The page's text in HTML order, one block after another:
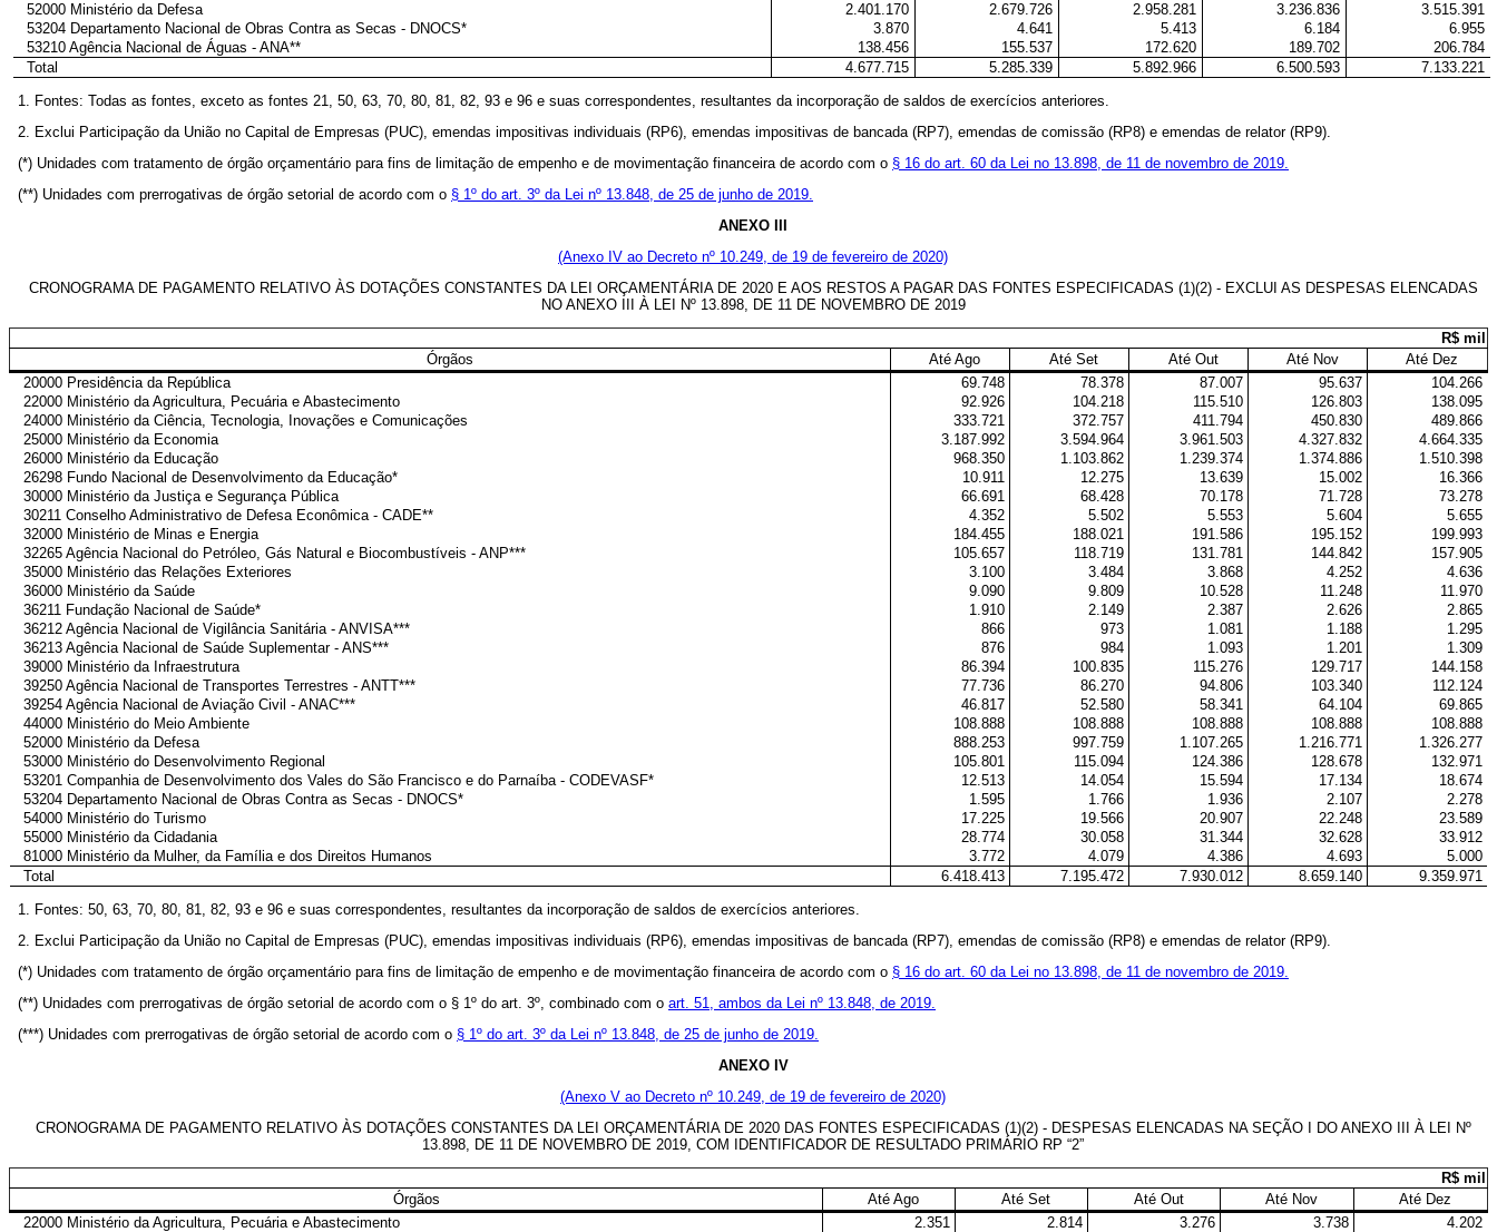
52000 Ministério da Defesa
2.401.170 2.679.726 2.958.281 3.236.836
3.515.391
53204 Departamento Nacional de Obras Contra as Secas - DNOCS*
3.870 4.641 5.413 6.184
6.955
53210 Agência Nacional de Águas - ANA**
138.456 155.537 172.620 189.702
206.784
Total
4.677.715 5.285.339 5.892.966 6.500.593
7.133.221
1. Fontes: Todas as fontes, exceto as fontes 21, 50, 63, 70, 80, 81, 82, 93 e 96 e suas correspondentes, resultantes da incorporação de saldos de exercícios anteriores.
2. Exclui Participação da União no Capital de Empresas (PUC), emendas impositivas individuais (RP6), emendas impositivas de bancada (RP7), emendas de comissão (RP8) e emendas de relator (RP9).
(*) Unidades com tratamento de órgão orçamentário para fins de limitação de empenho e de movimentação financeira de acordo com o § 16 do art. 60 da Lei no 13.898, de 11 de novembro de 2019.
(**) Unidades com prerrogativas de órgão setorial de acordo com o § 1º do art. 3º da Lei nº 13.848, de 25 de junho de 2019.
ANEXO III
(Anexo IV ao Decreto nº 10.249, de 19 de fevereiro de 2020)
CRONOGRAMA DE PAGAMENTO RELATIVO ÀS DOTAÇÕES CONSTANTES DA LEI ORÇAMENTÁRIA DE 2020 E AOS RESTOS A PAGAR DAS FONTES ESPECIFICADAS (1)(2) - EXCLUI AS DESPESAS ELENCADAS
NO ANEXO III À LEI Nº 13.898, DE 11 DE NOVEMBRO DE 2019
R$ mil
Órgãos
Até Ago Até Set Até Out Até Nov
Até Dez
20000 Presidência da República
69.748 78.378 87.007 95.637
104.266
22000 Ministério da Agricultura, Pecuária e Abastecimento
92.926 104.218 115.510 126.803
138.095
24000 Ministério da Ciência, Tecnologia, Inovações e Comunicações
333.721 372.757 411.794 450.830
489.866
25000 Ministério da Economia
3.187.992 3.594.964 3.961.503 4.327.832
4.664.335
26000 Ministério da Educação
968.350 1.103.862 1.239.374 1.374.886
1.510.398
26298 Fundo Nacional de Desenvolvimento da Educação*
10.911 12.275 13.639 15.002
16.366
30000 Ministério da Justiça e Segurança Pública
66.691 68.428 70.178 71.728
73.278
30211 Conselho Administrativo de Defesa Econômica - CADE**
4.352 5.502 5.553 5.604
5.655
32000 Ministério de Minas e Energia
184.455 188.021 191.586 195.152
199.993
32265 Agência Nacional do Petróleo, Gás Natural e Biocombustíveis - ANP***
105.657 118.719 131.781 144.842
157.905
35000 Ministério das Relações Exteriores
3.100 3.484 3.868 4.252
4.636
36000 Ministério da Saúde
9.090 9.809 10.528 11.248
11.970
36211 Fundação Nacional de Saúde*
1.910 2.149 2.387 2.626
2.865
36212 Agência Nacional de Vigilância Sanitária - ANVISA***
866 973 1.081 1.188
1.295
36213 Agência Nacional de Saúde Suplementar - ANS***
876 984 1.093 1.201
1.309
39000 Ministério da Infraestrutura
86.394 100.835 115.276 129.717
144.158
39250 Agência Nacional de Transportes Terrestres - ANTT***
77.736 86.270 94.806 103.340
112.124
39254 Agência Nacional de Aviação Civil - ANAC***
46.817 52.580 58.341 64.104
69.865
44000 Ministério do Meio Ambiente
108.888 108.888 108.888 108.888
108.888
52000 Ministério da Defesa
888.253 997.759 1.107.265 1.216.771
1.326.277
53000 Ministério do Desenvolvimento Regional
105.801 115.094 124.386 128.678
132.971
53201 Companhia de Desenvolvimento dos Vales do São Francisco e do Parnaíba - CODEVASF*
12.513 14.054 15.594 17.134
18.674
53204 Departamento Nacional de Obras Contra as Secas - DNOCS*
1.595 1.766 1.936 2.107
2.278
54000 Ministério do Turismo
17.225 19.566 20.907 22.248
23.589
55000 Ministério da Cidadania
28.774 30.058 31.344 32.628
33.912
81000 Ministério da Mulher, da Família e dos Direitos Humanos
3.772 4.079 4.386 4.693
5.000
Total
6.418.413 7.195.472 7.930.012 8.659.140
9.359.971
1. Fontes: 50, 63, 70, 80, 81, 82, 93 e 96 e suas correspondentes, resultantes da incorporação de saldos de exercícios anteriores.
2. Exclui Participação da União no Capital de Empresas (PUC), emendas impositivas individuais (RP6), emendas impositivas de bancada (RP7), emendas de comissão (RP8) e emendas de relator (RP9).
(*) Unidades com tratamento de órgão orçamentário para fins de limitação de empenho e de movimentação financeira de acordo com o § 16 do art. 60 da Lei no 13.898, de 11 de novembro de 2019.
(**) Unidades com prerrogativas de órgão setorial de acordo com o § 1º do art. 3º, combinado com o art. 51, ambos da Lei nº 13.848, de 2019.
(***) Unidades com prerrogativas de órgão setorial de acordo com o § 1º do art. 3º da Lei nº 13.848, de 25 de junho de 2019.
ANEXO IV
(Anexo V ao Decreto nº 10.249, de 19 de fevereiro de 2020)
CRONOGRAMA DE PAGAMENTO RELATIVO ÀS DOTAÇÕES CONSTANTES DA LEI ORÇAMENTÁRIA DE 2020 DAS FONTES ESPECIFICADAS (1)(2) - DESPESAS ELENCADAS NA SEÇÃO I DO ANEXO III À LEI Nº
13.898, DE 11 DE NOVEMBRO DE 2019, COM IDENTIFICADOR DE RESULTADO PRIMÁRIO RP “2”
R$ mil
Órgãos
Até Ago Até Set Até Out Até Nov
Até Dez
22000 Ministério da Agricultura, Pecuária e Abastecimento
2.351 2.814 3.276 3.738
4.202